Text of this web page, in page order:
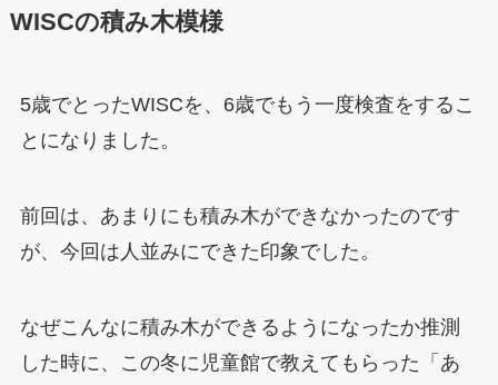
WISCの積み木模様
5歳でとったWISCを、6歳でもう一度検査をするこ
とになりました。
前回は、あまりにも積み木ができなかったのです
が、今回は人並みにできた印象でした。
なぜこんなに積み木ができるようになったか推測
した時に、この冬に児童館で教えてもらった「あ